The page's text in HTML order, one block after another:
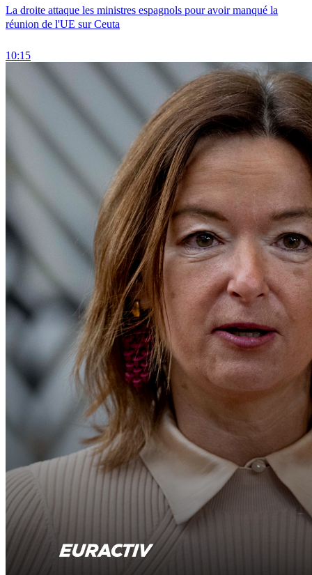
La droite attaque les ministres espagnols pour avoir manqué la
réunion de l'UE sur Ceuta
10:15